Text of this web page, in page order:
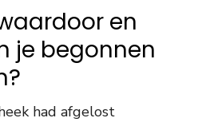
en
je begonnen
had afgelost